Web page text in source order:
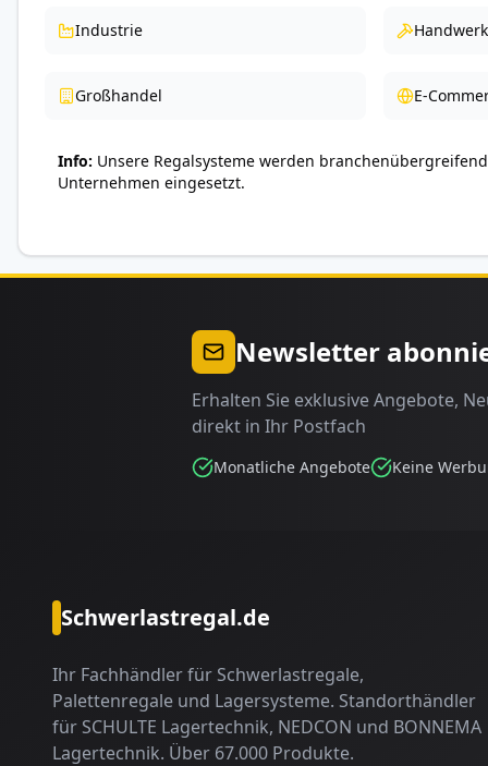
Industrie Handwerk
Großhandel E-
Info Unsere Regalsysteme werden
Unternehmen eingesetzt.
Newsletter
Erhalten Sie exklusive Angebote,
direkt in Ihr Postfach
Monatliche Angebote Keine
Schwerlastregal.de
Ihr Fachhändler für Schwerlastregale,
Palettenregale und Lagersysteme. Standorthändler
für SCHULTE Lagertechnik, NEDCON und BONNEMA
Lagertechnik. Über 67.000 Produkte.